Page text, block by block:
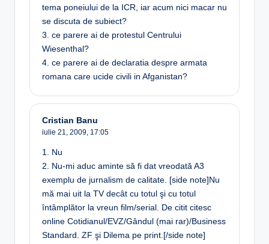
tema poneiului de la ICR, iar acum nici macar nu
se discuta de subiect?
3. ce parere ai de protestul Centrului
Wiesenthal?
4. ce parere ai de declaratia despre armata
romana care ucide civili in Afganistan?
Cristian Banu
iulie 21, 2009, 17:05
1. Nu
2. Nu-mi aduc aminte să fi dat vreodată A3
exemplu de jurnalism de calitate. [side note]Nu
mă mai uit la TV decât cu totul şi cu totul
întâmplător la vreun film/serial. De citit citesc
online Cotidianul/EVZ/Gândul (mai rar)/Business
Standard. ZF şi Dilema pe print.[/side note]